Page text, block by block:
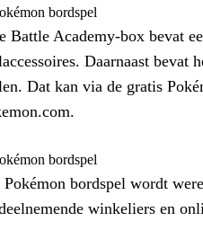
Battle Academy-box bevat
Daarnaast bevat
Dat kan via de gratis
Pokémon bordspel wordt
winkeliers en